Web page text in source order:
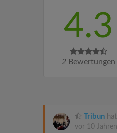
4.3
2 Bewertungen
Tribun hat
vor 10 Jahren